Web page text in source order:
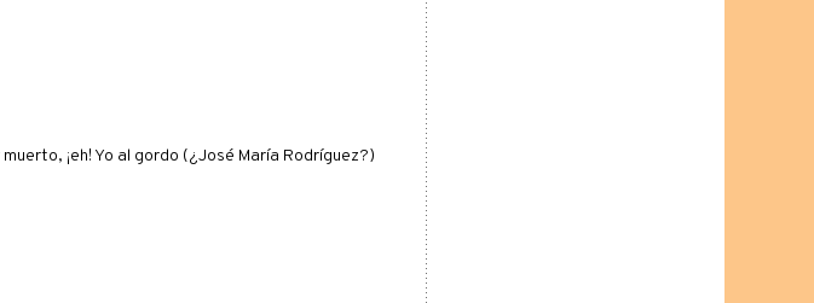
¡eh! Yo al gordo (¿José María Rodríguez?)